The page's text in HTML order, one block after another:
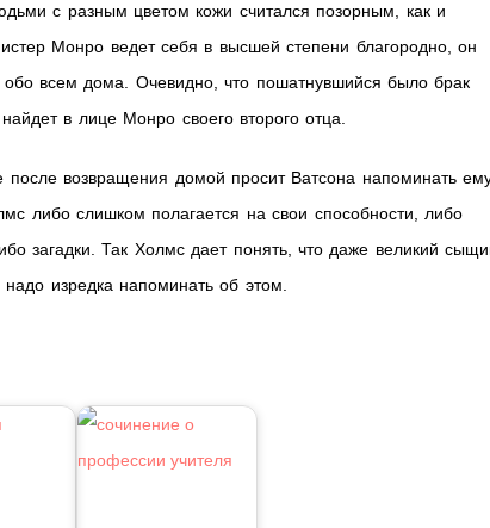
с разным цветом кожи считался позорным, как и
Монро ведет себя в высшей степени благородно, он
обо всем дома. Очевидно, что пошатнувшийся было брак
в лице Монро своего второго отца.
после возвращения домой просит Ватсона напоминать
либо слишком полагается на свои способности, либо
загадки. Так Холмс дает понять, что даже великий
изредка напоминать об этом.